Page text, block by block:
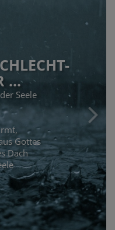
...
Seele
Gottes
Dach